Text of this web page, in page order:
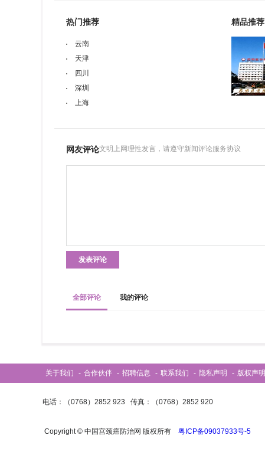
热门推荐
云南
天津
四川
深圳
上海
精品推荐
关于我们 - 合作伙伴 - 招聘信息 - 联系我们 - 隐私声明 - 版权声明
电话：（0768）2852 923 传真：（0768）2852 920
Copyright © 中国宫颈癌防治网 版权所有 粤ICP备09037933号-5